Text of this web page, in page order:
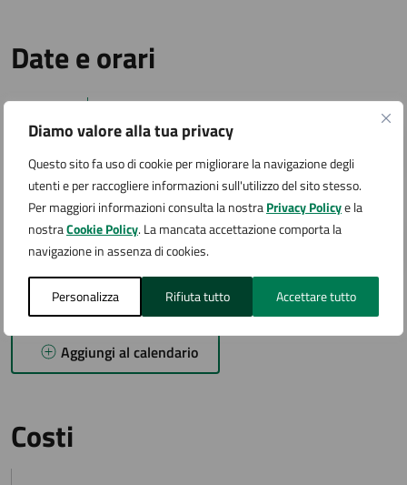
Diamo valore alla tua privacy
Questo sito fa uso di cookie per migliorare la navigazione degli
utenti e per raccogliere informazioni sull'utilizzo del sito stesso.
Per maggiori informazioni consulta la nostraPrivacy Policye la
nostraCookie Policy. La mancata accettazione comporta la
navigazione in assenza di cookies.
Personalizza Rifiuta tutto Accettare tutto
Date e orari
03
SET
18:30 - Inizio evento
03
SET
19:30 - Fine evento
Aggiungi al calendario
Costi